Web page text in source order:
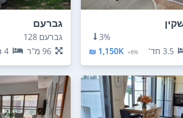
3%
3.5חד' 8%+
1,150K ₪
גברעם
גברעם 128
96 מ"ר 4